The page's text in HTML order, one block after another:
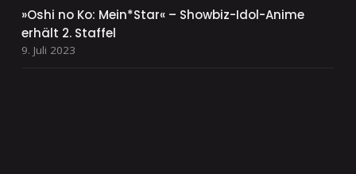
»Oshi no Ko: Mein*Star« – Showbiz-Idol-Anime
erhält 2. Staffel
9. Juli 2023